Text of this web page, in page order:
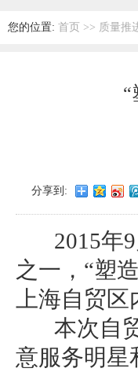
您的位置: 首页 >> 质量推
“
分享到:
2015年9
之一，“塑
上海自贸区
本次自贸
意服务明星